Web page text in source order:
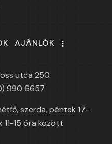
AJÁNLÓK
utca 250.
990 6657
szerda, péntek 17-
11-15 óra között